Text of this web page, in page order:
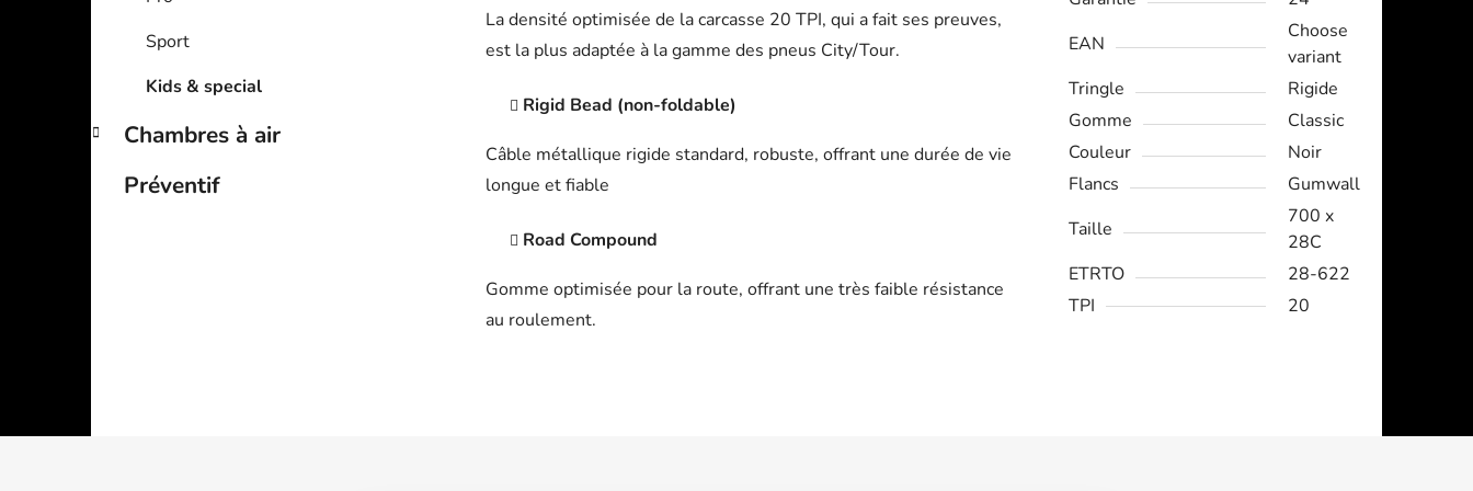
Sport
Kids & special
Chambres à air
Préventif
La densité optimisée de la carcasse 20 TPI, qui a fait ses preuves,
est la plus adaptée à la gamme des pneus City/Tour.
Rigid Bead (non-foldable)
Câble métallique rigide standard, robuste, offrant une durée de vie
longue et fiable
Road Compound
Gomme optimisée pour la route, offrant une très faible résistance
au roulement.
EAN
Choose
variant
Tringle
Rigide
Gomme
Classic
Couleur
Noir
Flancs
Gumwall
Taille
700 x
28C
ETRTO
28-622
TPI
20